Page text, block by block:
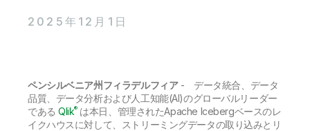
2025年12月1日
ペンシルベニア州フィラデルフィア- データ統合、データ
品質、データ分析および人工知能(AI)のグローバルリーダー
であるQlik®は本日、管理されたApache Icebergベースのレ
イクハウスに対して、ストリーミングデータの取り込みとリ